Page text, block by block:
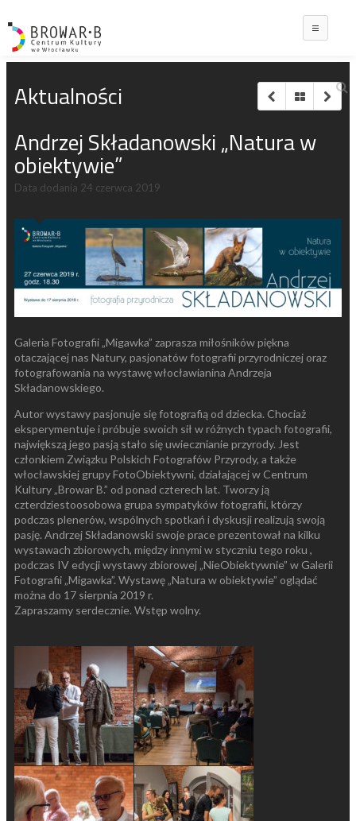
Aktualności
Andrzej Składanowski „Natura w
obiektywie”
Data dodania 24 czerwca 2019
Galeria Fotografii „Migawka” zaprasza miłośników piękna
otaczającej nas Natury, pasjonatów fotografii przyrodniczej oraz
fotografowania na wystawę włocławianina Andrzeja
Składanowskiego.
Autor wystawy pasjonuje się fotografią od dziecka. Chociaż
eksperymentuje i próbuje swoich sił w różnych typach fotografii,
największą jego pasją stało się uwiecznianie przyrody. Jest
członkiem Związku Polskich Fotografów Przyrody, a także
włocławskiej grupy FotoObiektywni, działającej w Centrum
Kultury „Browar B.” od ponad czterech lat. Tworzy ją
czterdziestoosobowa grupa sympatyków fotografii, którzy
podczas plenerów, wspólnych spotkań i dyskusji realizują swoją
pasję. Andrzej Składanowski swoje prace prezentował na kilku
wystawach zbiorowych, między innymi w styczniu tego roku ,
podczas IV edycji wystawy zbiorowej „NieObiektywnie” w Galerii
Fotografii „Migawka”. Wystawę „Natura w obiektywie” oglądać
można do 17 sierpnia 2019 r.
Zapraszamy serdecznie. Wstęp wolny.